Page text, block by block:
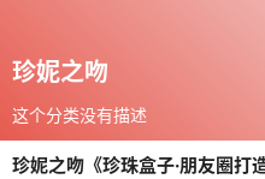
珍妮之吻
这个分类没有描述
珍妮之吻《珍珠盒子·朋友圈打